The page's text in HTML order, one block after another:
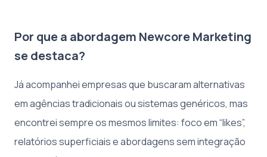
Por que a abordagem Newcore Marketing
se destaca?
Já acompanhei empresas que buscaram alternativas
em agências tradicionais ou sistemas genéricos, mas
encontrei sempre os mesmos limites: foco em “likes”,
relatórios superficiais e abordagens sem integração